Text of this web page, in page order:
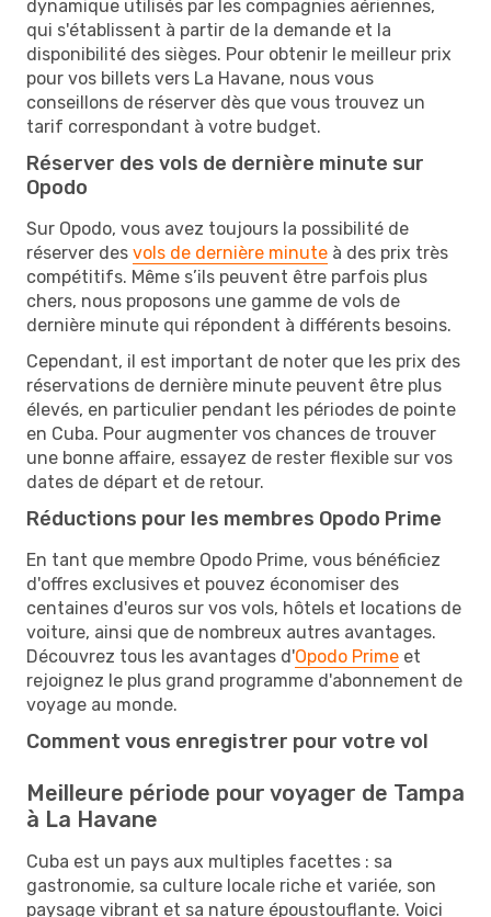
dynamique utilisés par les compagnies aériennes,
qui s'établissent à partir de la demande et la
disponibilité des sièges. Pour obtenir le meilleur prix
pour vos billets vers La Havane, nous vous
conseillons de réserver dès que vous trouvez un
tarif correspondant à votre budget.
Réserver des vols de dernière minute sur
Opodo
Sur Opodo, vous avez toujours la possibilité de
réserver des vols de dernière minute à des prix très
compétitifs. Même s’ils peuvent être parfois plus
chers, nous proposons une gamme de vols de
dernière minute qui répondent à différents besoins.
Cependant, il est important de noter que les prix des
réservations de dernière minute peuvent être plus
élevés, en particulier pendant les périodes de pointe
en Cuba. Pour augmenter vos chances de trouver
une bonne affaire, essayez de rester flexible sur vos
dates de départ et de retour.
Réductions pour les membres Opodo Prime
En tant que membre Opodo Prime, vous bénéficiez
d'offres exclusives et pouvez économiser des
centaines d'euros sur vos vols, hôtels et locations de
voiture, ainsi que de nombreux autres avantages.
Découvrez tous les avantages d'Opodo Prime et
rejoignez le plus grand programme d'abonnement de
voyage au monde.
Comment vous enregistrer pour votre vol
Meilleure période pour voyager de Tampa
à La Havane
Cuba est un pays aux multiples facettes : sa
gastronomie, sa culture locale riche et variée, son
paysage vibrant et sa nature époustouflante. Voici